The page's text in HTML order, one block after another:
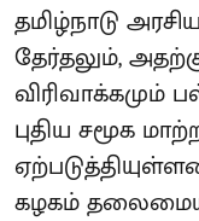
தமிழ்நாடு
தேர்தலும்,
விரிவாக்கமும்
புதிய சமூக
கழகம்